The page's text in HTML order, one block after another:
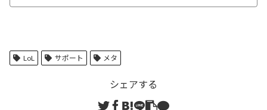
LoL サポート メタ
シェアする